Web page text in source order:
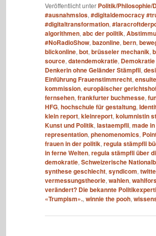
Veröffentlicht unter Politik/Philosophie/
#ausnahmslos, #digitaldemocracy
#digitaltransformation,
algorithmen, abc der politik,
#NoRadioShow, bazonline, bern,
blickonline, bot, brüsseler mechanik,
source, datendemokratie,
Denkerin ohne Geländer Stämpfli,
Einführung Frauenstimmrecht, ensuite
kommission, europäischer
fernsehen, frankfurter buchmesse,
HFG, hochschule für gestaltung,
klein report, kleinreport, kolumnistin
Kunst und Politik, lastaempfli, made
representation, phenomenomics,
frauen in der politik, regula stämpfli
in ferne Welten, regula stämpfli über
demokratie, Schweizerische
synthese geschlecht, syndicom,
vermessungstheorie, wahlen,
verändert? Die bekannte
«Trumpism»., winnie the pooh,